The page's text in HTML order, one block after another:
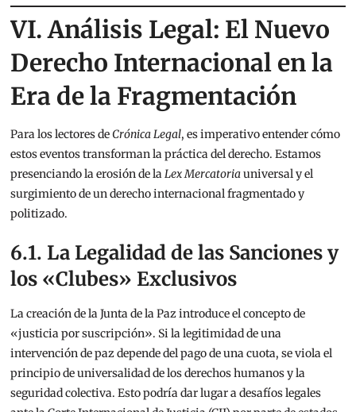
VI. Análisis Legal: El Nuevo
Derecho Internacional en la
Era de la Fragmentación
Para los lectores deCrónica Legal, es imperativo entender cómo
estos eventos transforman la práctica del derecho. Estamos
presenciando la erosión de laLex Mercatoriauniversal y el
surgimiento de un derecho internacional fragmentado y
politizado.
6.1. La Legalidad de las Sanciones y
los «Clubes» Exclusivos
La creación de la Junta de la Paz introduce el concepto de
«justicia por suscripción». Si la legitimidad de una
intervención de paz depende del pago de una cuota, se viola el
principio de universalidad de los derechos humanos y la
seguridad colectiva. Esto podría dar lugar a desafíos legales